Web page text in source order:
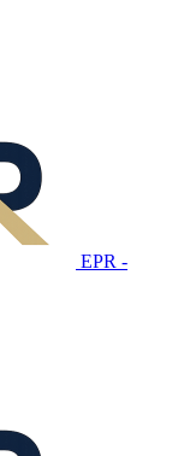
EPR -